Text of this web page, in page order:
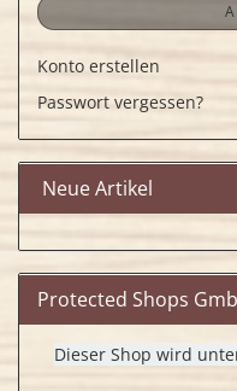
Konto erstellen
Passwort vergessen?
Neue Artikel
Protected Shops
Dieser Shop wird